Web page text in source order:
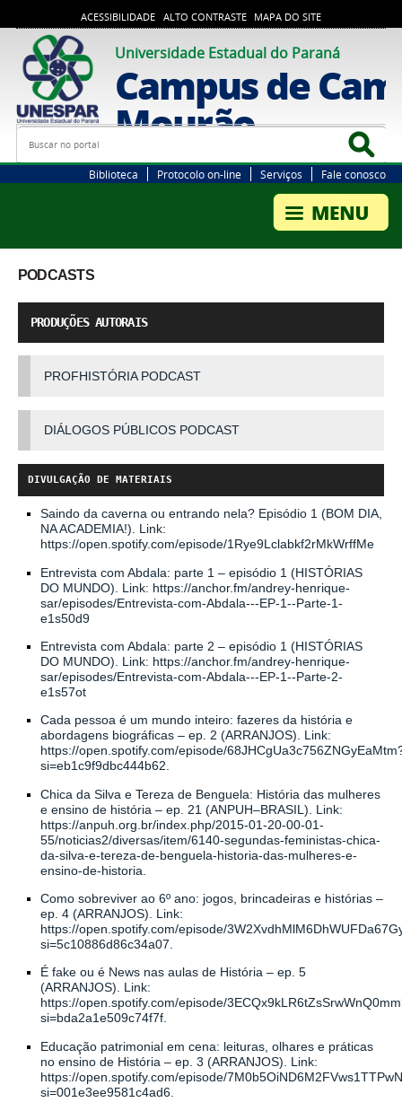
ACESSIBILIDADE ALTO CONTRASTE MAPA DO SITE
Universidade Estadual do Paraná
Campus de
Mourão
Busca
Biblioteca Protocolo on-line Serviços Fale conosco
PODCASTS
PRODUÇÕES AUTORAIS
PROFHISTÓRIA PODCAST
DIÁLOGOS PÚBLICOS PODCAST
DIVULGAÇÃO DE MATERIAIS
Saindo da caverna ou entrando nela? Episódio 1 (BOM DIA,
NA ACADEMIA!). Link:
https://open.spotify.com/episode/1Rye9Lclabkf2rMkWrffMe
Entrevista com Abdala: parte 1 – episódio 1 (HISTÓRIAS
DO MUNDO). Link: https://anchor.fm/andrey-henrique-
sar/episodes/Entrevista-com-Abdala---EP-1--Parte-1-
e1s50d9
Entrevista com Abdala: parte 2 – episódio 1 (HISTÓRIAS
DO MUNDO). Link: https://anchor.fm/andrey-henrique-
sar/episodes/Entrevista-com-Abdala---EP-1--Parte-2-
e1s57ot
Cada pessoa é um mundo inteiro: fazeres da história e
abordagens biográficas – ep. 2 (ARRANJOS). Link:
https://open.spotify.com/episode/
si=eb1c9f9dbc444b62.
Chica da Silva e Tereza de Benguela: História das mulheres
e ensino de história – ep. 21 (ANPUH–BRASIL). Link:
https://anpuh.org.br/index.php/2015-01-20-00-01-
55/noticias2/diversas/item/6140-segundas-feministas-chica-
da-silva-e-tereza-de-benguela-historia-das-mulheres-e-
ensino-de-historia
Como sobreviver ao 6º ano: jogos, brincadeiras e histórias –
ep. 4(ARRANJOS). Link:
https://open.spotify.com/episode/
si=5c10886d86c34a07
É fakeou é News nas aulas de História – ep. 5
(ARRANJOS). Link:
https://open.spotify.com/episode/
si=bda2a1e509c74f7f.
Educação patrimonial em cena: leituras, olhares e práticas
no ensino de História – ep. 3 (ARRANJOS). Link:
https://open.spotify.com/episode/
si=001e3ee9581c4ad6.